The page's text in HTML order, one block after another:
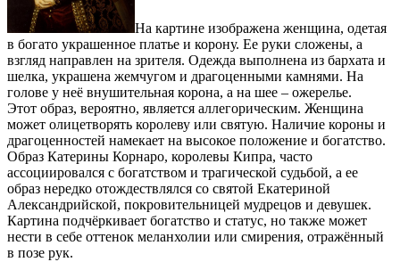
На картине изображена женщина, одетая
в богато украшенное платье и корону. Ее руки сложены, а
взгляд направлен на зрителя. Одежда выполнена из бархата и
шелка, украшена жемчугом и драгоценными камнями. На
голове у неё внушительная корона, а на шее – ожерелье.
Этот образ, вероятно, является аллегорическим. Женщина
может олицетворять королеву или святую. Наличие короны и
драгоценностей намекает на высокое положение и богатство.
Образ Катерины Корнаро, королевы Кипра, часто
ассоциировался с богатством и трагической судьбой, а ее
образ нередко отождествлялся со святой Екатериной
Александрийской, покровительницей мудрецов и девушек.
Картина подчёркивает богатство и статус, но также может
нести в себе оттенок меланхолии или смирения, отражённый
в позе рук.